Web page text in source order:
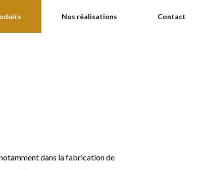
Nos réalisations Contact
dans la fabrication de